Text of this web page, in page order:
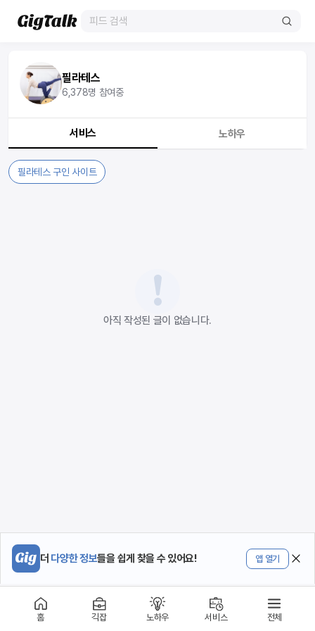
더 다양한 정보들을 쉽게 찾을 수 있어요! 앱 열기
필라테스
6,378명 참여중
서비스 노하우
필라테스 구인 사이트
아직 작성된 글이 없습니다.
홈 긱잡 노하우 서비스 전체